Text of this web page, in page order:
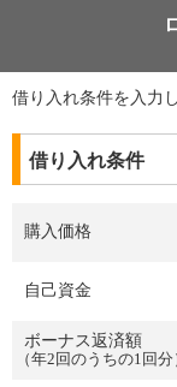
借り入れ条件を入力
借り入れ条件
購入価格
自己資金
ボーナス返済額
（年2回のうちの1回分